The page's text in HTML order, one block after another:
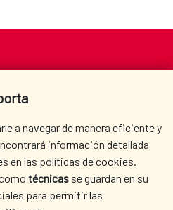
a navegar de manera eficiente y
información detallada
en las políticas de cookies.
técnicas se guardan en su
para permitir las
OÙ NOUS COOPÉRONS
SALLE DE PRESSE